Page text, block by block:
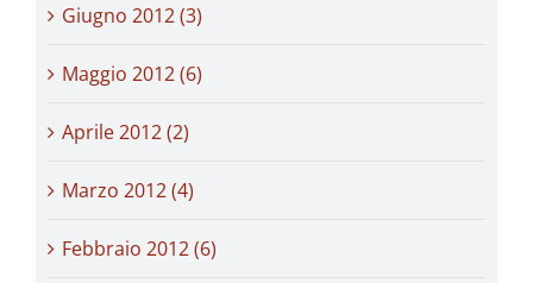
Giugno 2012 (3)
Maggio 2012 (6)
Aprile 2012 (2)
Marzo 2012 (4)
Febbraio 2012 (6)